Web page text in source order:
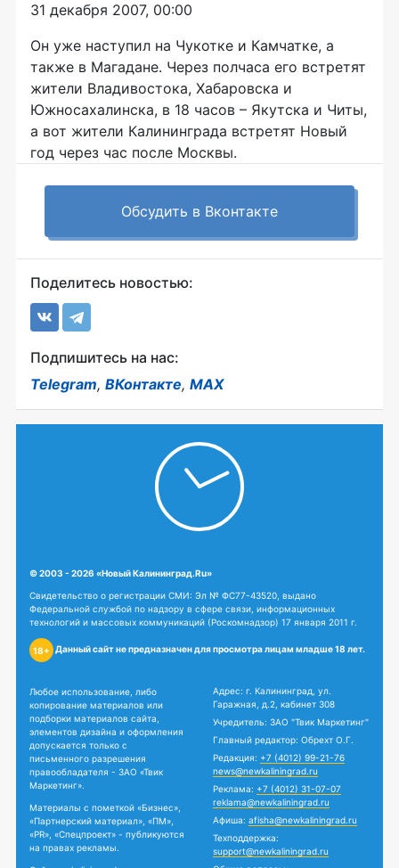
31 декабря 2007, 00:00
Он уже наступил на Чукотке и Камчатке, а
также в Магадане. Через полчаса его встретят
жители Владивостока, Хабаровска и
Южносахалинска, в 18 часов – Якутска и Читы,
а вот жители Калининграда встретят Новый
год через час после Москвы.
Обсудить в Вконтакте
Поделитесь новостью:
Подпишитесь на нас:
Telegram, ВКонтакте, MAX
© 2003 - 2026 «Новый Калининград.Ru»
Свидетельство о регистрации СМИ: Эл № ФС77-43520, выдано
Федеральной службой по надзору в сфере связи, информационных
технологий и массовых коммуникаций (Роскомнадзор) 17 января 2011 г.
Данный сайт не предназначен для просмотра лицам младше 18 лет.
копирование материалов или
подборки материалов сайта,
элементов дизайна и оформления
допускается только с
правообладателя - ЗАО «Твик
Маркетинг».
«Партнерский материал», «ПМ»,
«PR», «Спецпроект» - публикуются
на правах рекламы.
Сайт newkaliningrad.ru использует
файлы cookie. Продолжая работу
с сайтом, вы соглашаетесь на
сбор и последующую
Учредитель: ЗАО "Твик Маркетинг"
Главный редактор: Обрехт О.Г.
news@newkaliningrad.ru
Афиша:afisha@newkaliningrad.ru
Техподдержка:
support@newkaliningrad.ru
Общие вопросы:
info@newkaliningrad.ru